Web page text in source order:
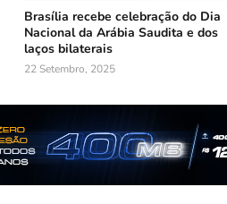
Brasília recebe celebração do Dia
Nacional da Arábia Saudita e dos
laços bilaterais
22 Setembro, 2025